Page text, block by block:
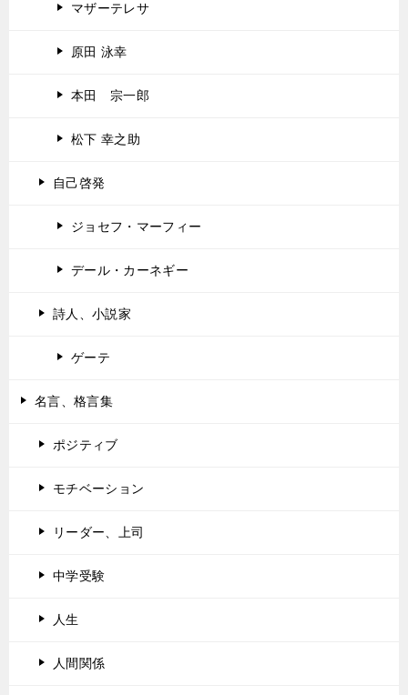
マザーテレサ
原田 泳幸
本田 宗一郎
松下 幸之助
自己啓発
ジョセフ・マーフィー
デール・カーネギー
詩人、小説家
ゲーテ
名言、格言集
ポジティブ
モチベーション
リーダー、上司
中学受験
人生
人間関係